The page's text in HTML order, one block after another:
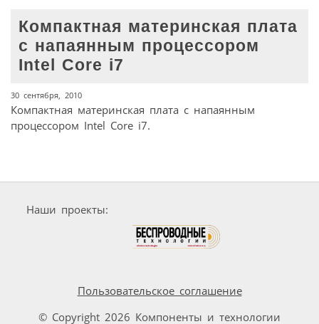
Компактная материнская плата
с напаянным процессором
Intel Core i7
30 сентября, 2010
Компактная материнская плата с напаянным
процессором Intel Core i7.
Наши проекты:
Пользовательское соглашение
© Copyright 2026 Компоненты и технологии